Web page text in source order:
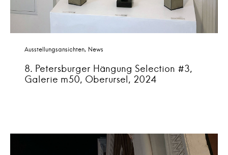
Ausstellungsansichten News
8. Petersburger Hängung Selection #3,
Galerie m50, Oberursel, 2024